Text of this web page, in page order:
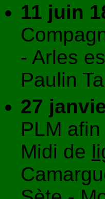
11 juin
- Arles
Paulin
27
PLM
Midi de